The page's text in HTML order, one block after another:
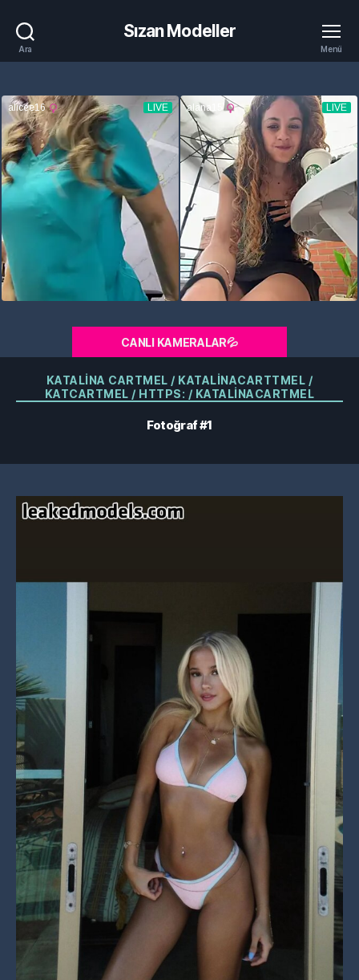
Ara
Sızan Modeller
Menü
CANLI KAMERALAR💦
Kategoriler
KATALINA CARTMEL / KATALINACARTTMEL /
KATCARTMEL / HTTPS: / KATALINACARTMEL
Fotoğraf #1